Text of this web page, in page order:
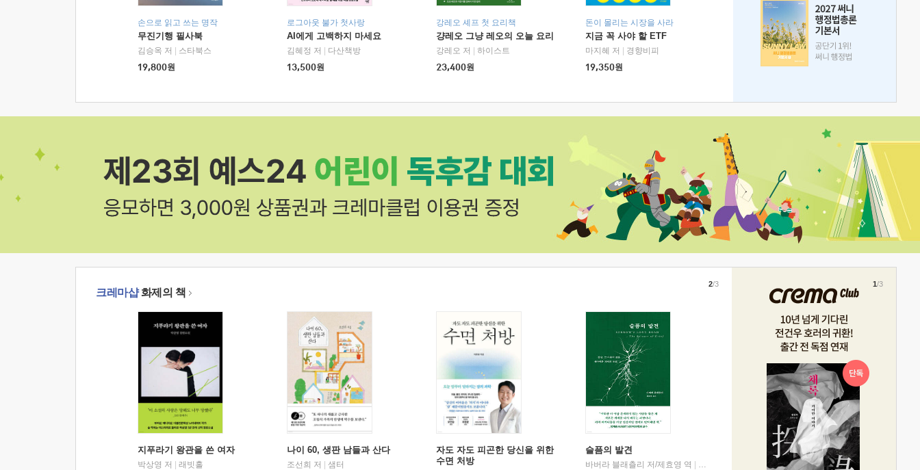
손으로 읽고 쓰는 명작
무진기행 필사북
김승옥 저
스타북스
19,800원
로그아웃 불가 첫사랑
AI에게 고백하지 마세요
김혜정 저
다산책방
13,500원
강레오 셰프 첫 요리책
걍레오 그냥 레오의 오늘 요리
강레오 저
하이스트
23,400원
돈이 몰리는 시장을 사라
지금 꼭 사야 할 ETF
마지혜 저
경향비피
19,350원
크레마샵화제의 책
지푸라기 왕관을 쓴 여자
박상영 저
래빗홀
나이 60, 생판 남들과 산다
조선희 저
샘터
자도 자도 피곤한 당신을 위한
수면 처방
슬픔의 발견
바버라 블래츨리 저/제효영 역
디플롯
2/3 1/3